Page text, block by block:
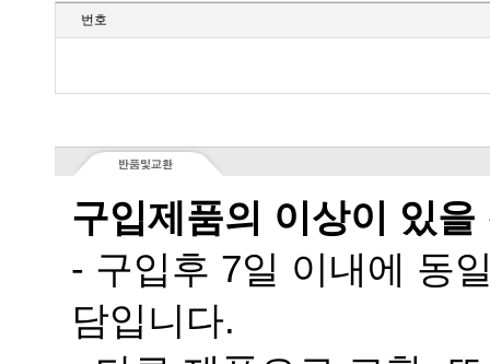
번호
구입제품의 이상이 있을
담입니다.